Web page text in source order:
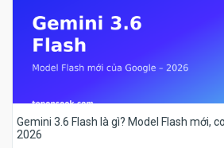
Gemini 3.6 Flash là gì? Model Flash mới,
2026